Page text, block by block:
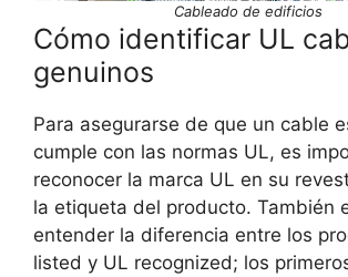
Cableado de edificios
Cómo identificar UL
genuinos
Para asegurarse de que un cable
cumple con las normas UL, es
reconocer la marca UL en su
la etiqueta del producto. También
entender la diferencia entre los
listed y UL recognized; los